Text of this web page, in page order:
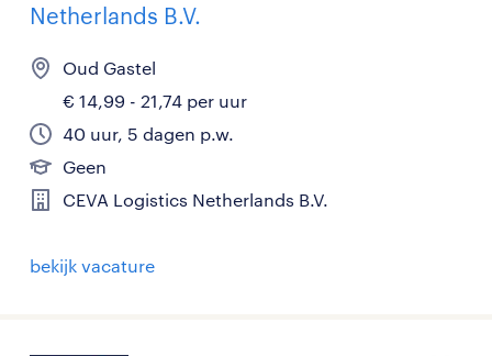
Netherlands B.V.
Oud Gastel
€ 14,99 - 21,74 per uur
40 uur, 5 dagen p.w.
Geen
CEVA Logistics Netherlands B.V.
bekijk vacature